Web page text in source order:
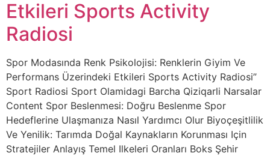
Etkileri Sports Activity
Radiosi
Spor Modasında Renk Psikolojisi: Renklerin Giyim Ve
Performans Üzerindeki Etkileri Sports Activity Radiosi”
Sport Radiosi Sport Olamidagi Barcha Qiziqarli Narsalar
Content Spor Beslenmesi: Doğru Beslenme Spor
Hedeflerine Ulaşmanıza Nasıl Yardımcı Olur Biyoçeşitlilik
Ve Yenilik: Tarımda Doğal Kaynakların Korunması Için
Stratejiler Anlayış Temel Ilkeleri Oranları Boks Şehir